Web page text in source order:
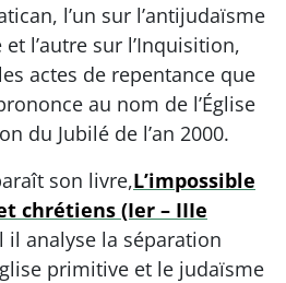
l’un sur l’antijudaïsme
l’autre sur l’Inquisition,
actes de repentance que
au nom de l’Église
du Jubilé de l’an 2000.
son livre,L’impossible
chrétiens (Ier – IIIe
il analyse la séparation
primitive et le judaïsme